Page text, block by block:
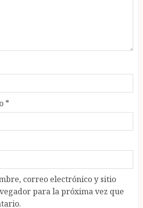
*
correo electrónico y sitio
para la próxima vez que